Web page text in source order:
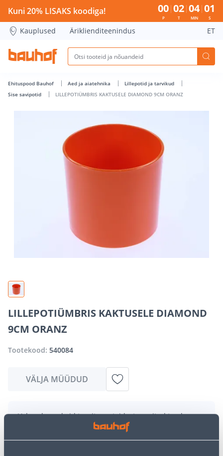
LILLEPOTIÜMBRIS KAKTUSELE DIAMOND 9CM ORANZ -
Kuni 20% LISAKS koodiga! 00
P
02
T
04
MIN
00
S
Kauplused Äriklienditeenindus ET
Ehituspood Bauhof Aed ja aiatehnika
Lillepotid ja tarvikud
Sise savipotid
LILLEPOTIÜMBRIS KAKTUSELE DIAMOND 9CM ORANZ
LILLEPOTIÜMBRIS KAKTUSELE DIAMOND
9CM ORANZ
Tootekood: 540084
VÄLJA MÜÜDUD
Vabandame, kuid teavitame teid, et soovitud toode on
hetkel suure nõudluse tõttu ajutiselt otsas. Siiski
pakume suurepäraseid alternatiive samast